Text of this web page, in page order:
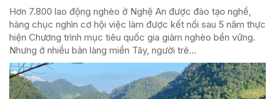
Hơn 7.800 lao động nghèo ở Nghệ An được đào tạo nghề,
hàng chục nghìn cơ hội việc làm được kết nối sau 5 năm thực
hiện Chương trình mục tiêu quốc gia giảm nghèo bền vững.
Nhưng ở nhiều bản làng miền Tây, người trẻ...